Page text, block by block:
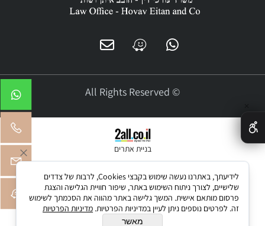
© All Rights Reserved
בניית אתרים
לידיעתך, באתרנו נעשה שימוש בקבצי Cookies, לרבות של צדדים
שלישיים, לצורך ניתוח השימוש באתר, שיפור חוויית הגלישה והצגת
פרסום מותאם אישית. המשך גלישה באתר מהווה את הסכמתך לשימוש
זה. לפרטים נוספים ניתן לעיין במדיניות הפרטיות. מדיניות הפרטיות
מאשר